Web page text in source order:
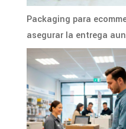
Packaging para
asegurar la entrega